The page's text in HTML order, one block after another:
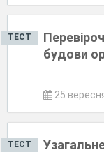
ТЕСТ
будови
25
ТЕСТ